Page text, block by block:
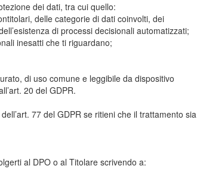
dei dati, tra cui quello:
delle categorie di dati coinvolti, dei
di processi decisionali automatizzati;
inesatti che ti riguardano;
di uso comune e leggibile da dispositivo
20 del GDPR.
77 del GDPR se ritieni che il trattamento sia
al DPO o al Titolare scrivendo a: